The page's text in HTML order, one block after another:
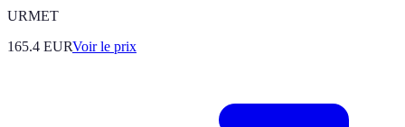
URMET
165.4 EURVoir le prix